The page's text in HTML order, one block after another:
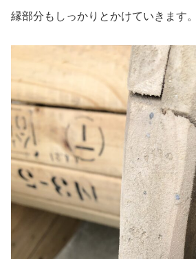
縁部分もしっかりとかけていきます。